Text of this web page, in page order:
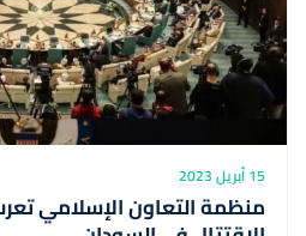
15 أبريل 2023
منظمة التعاون الإسلامي